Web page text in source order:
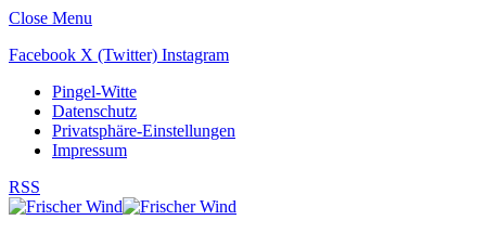
Close Menu
Facebook X (Twitter) Instagram
Pingel-Witte
Datenschutz
Privatsphäre-Einstellungen
Impressum
RSS